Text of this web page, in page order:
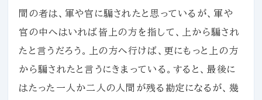
間の者は、軍や官に騙されたと思っているが、軍や
官の中へはいれば皆上の方を指して、上から騙され
たと言うだろう。上の方へ行けば、更にもっと上の方
から騙されたと言うにきまっている。すると、最後に
はたった一人か二人の人間が残る勘定になるが、幾